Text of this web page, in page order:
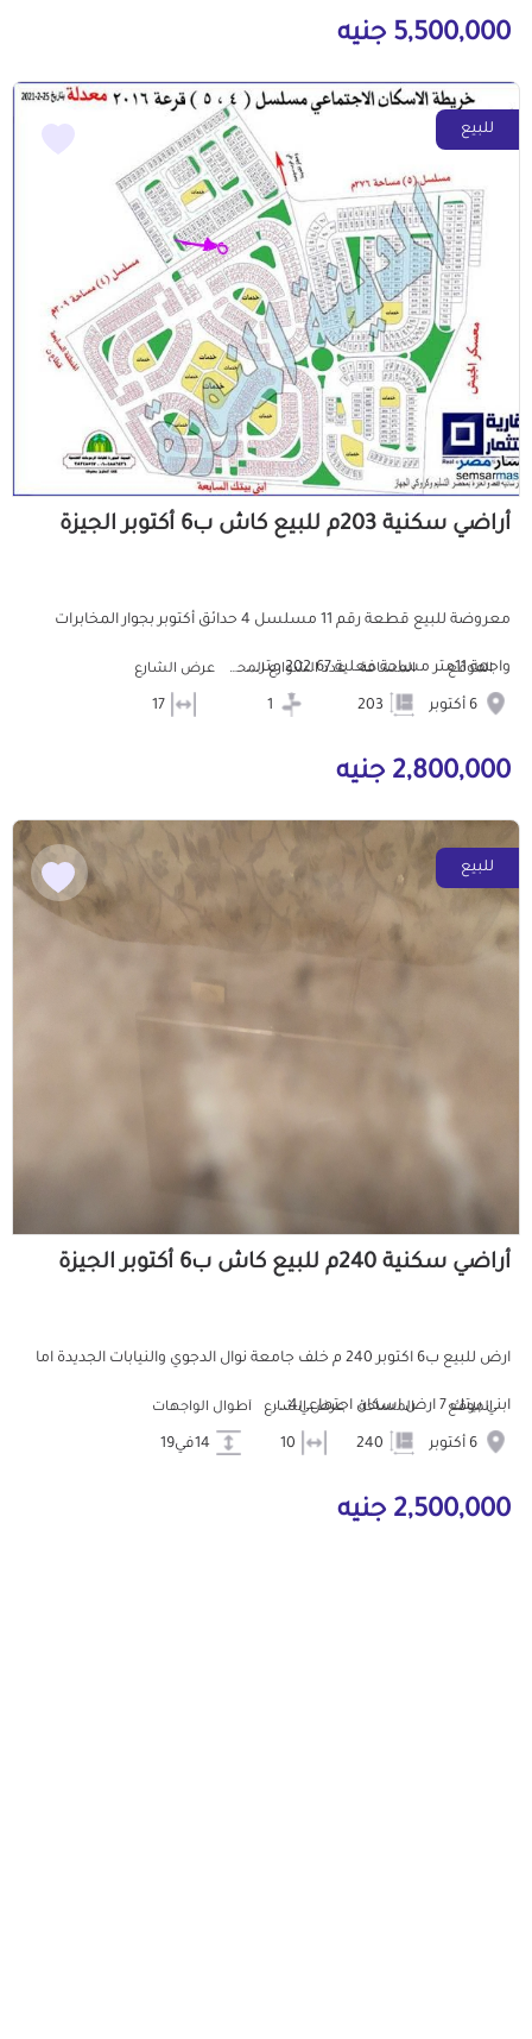
5,500,000 جنيه
للبيع
أراضي سكنية 203م للبيع كاش ب6 أكتوبر الجيزة
معروضة للبيع قطعة رقم 11 مسلسل 4 حدائق أكتوبر بجوار المخابرات
واجهة 11متر مساحة فعلية 202.67 متر...
الموقع المساحة عدد الشوارع المحيطه عرض الشارع
2,800,000 جنيه
للبيع
أراضي سكنية 240م للبيع كاش ب6 أكتوبر الجيزة
ارض للبيع ب6 اكتوبر 240 م خلف جامعة نوال الدجوي والنيابات الجديدة اما
ابني بيتك 7 ارض اسكان اجتماعي4...
الموقع المساحة عرض الشارع أطوال الواجهات
2,500,000 جنيه